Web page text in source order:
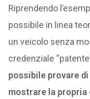
Riprendendo
possibile in linea
un veicolo senza
credenziale
possibile provare
mostrare la propria